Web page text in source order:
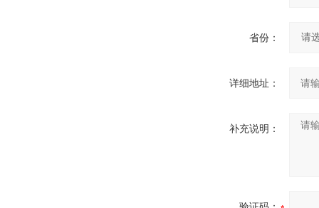
省份：
详细地址：
补充说明：